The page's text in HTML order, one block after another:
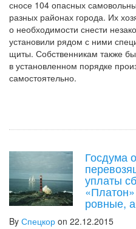
сносе 104 опасных
разных районах города. Их
о необходимости снести
установили рядом с ними
щиты. Собственникам также
в установленном порядке
самостоятельно.
Госдума
уплаты
ровные,
By Спецкор on 22.12.2015